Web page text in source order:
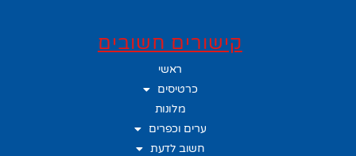
קישורים חשובים
ראשי
כרטיסים
מלונות
ערים וכפרים
חשוב לדעת